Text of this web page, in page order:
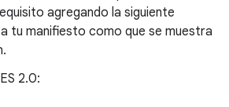
agregando la siguiente
tu manifiesto como que se muestra
2.0: